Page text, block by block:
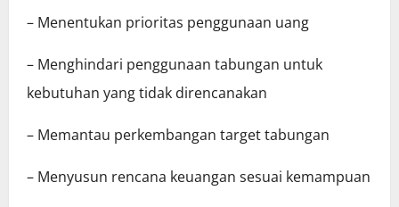
– Menentukan prioritas penggunaan uang
– Menghindari penggunaan tabungan untuk
kebutuhan yang tidak direncanakan
– Memantau perkembangan target tabungan
– Menyusun rencana keuangan sesuai kemampuan